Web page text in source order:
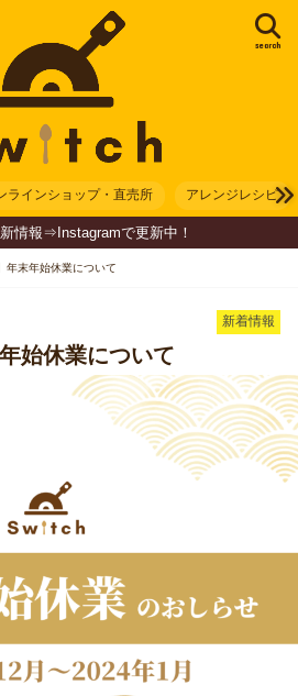
search
ラインショップ・直売所 アレンジレシピ
情報⇒Instagramで更新中！
年末年始休業について
新着情報
始休業について